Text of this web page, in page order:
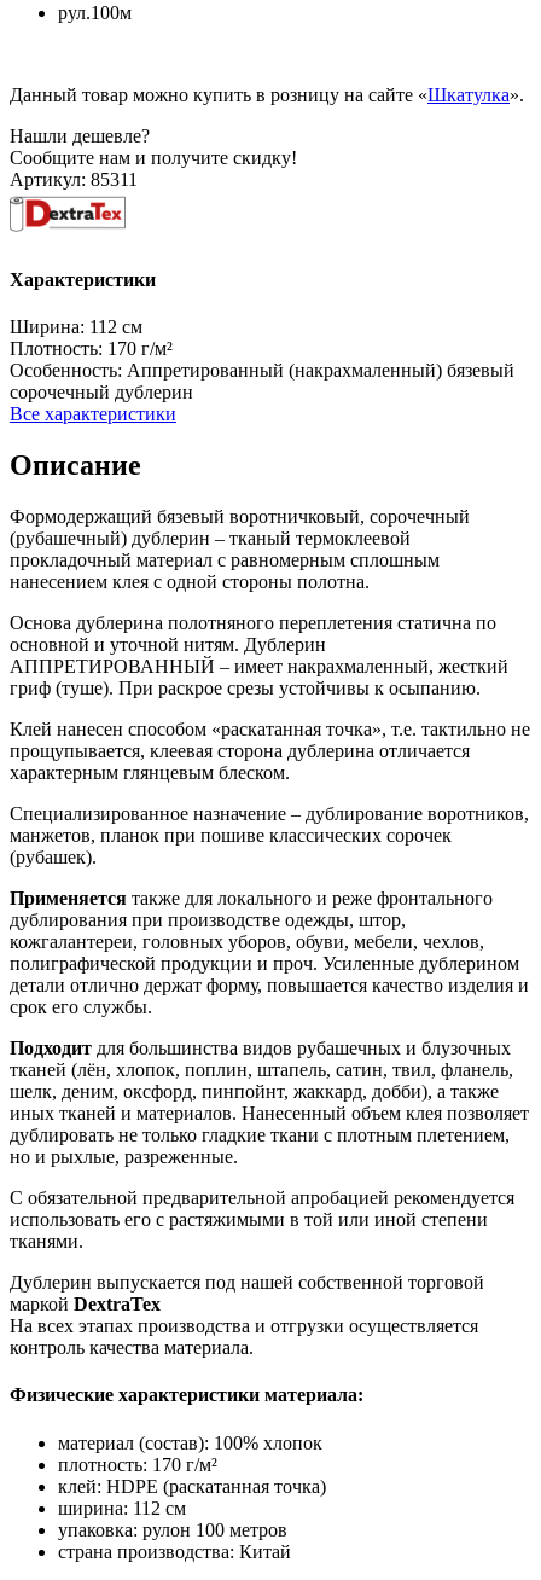
рул.100м
Данный товар можно купить в розницу на сайте «Шкатулка».
Нашли дешевле?
Сообщите нам и получите скидку!
Артикул: 85311
Характеристики
Ширина: 112 см
Плотность: 170 г/м²
Особенность: Аппретированный (накрахмаленный) бязевый
сорочечный дублерин
Все характеристики
Описание
Формодержащий бязевый воротничковый, сорочечный
(рубашечный) дублерин – тканый термоклеевой
прокладочный материал с равномерным сплошным
нанесением клея с одной стороны полотна.
Основа дублерина полотняного переплетения статична по
основной и уточной нитям. Дублерин
АППРЕТИРОВАННЫЙ – имеет накрахмаленный, жесткий
гриф (туше). При раскрое срезы устойчивы к осыпанию.
Клей нанесен способом «раскатанная точка», т.е. тактильно не
прощупывается, клеевая сторона дублерина отличается
характерным глянцевым блеском.
Специализированное назначение – дублирование воротников,
манжетов, планок при пошиве классических сорочек
(рубашек).
Применяется также для локального и реже фронтального
дублирования при производстве одежды, штор,
кожгалантереи, головных уборов, обуви, мебели, чехлов,
полиграфической продукции и проч. Усиленные дублерином
детали отлично держат форму, повышается качество изделия и
срок его службы.
Подходит для большинства видов рубашечных и блузочных
тканей (лён, хлопок, поплин, штапель, сатин, твил, фланель,
шелк, деним, оксфорд, пинпойнт, жаккард, добби), а также
иных тканей и материалов. Нанесенный объем клея позволяет
дублировать не только гладкие ткани с плотным плетением,
но и рыхлые, разреженные.
С обязательной предварительной апробацией рекомендуется
использовать его с растяжимыми в той или иной степени
тканями.
Дублерин выпускается под нашей собственной торговой
маркой DextraTex
На всех этапах производства и отгрузки осуществляется
контроль качества материала.
Физические характеристики материала:
материал (состав): 100% хлопок
плотность: 170 г/м²
клей: HDPE (раскатанная точка)
ширина: 112 см
упаковка: рулон 100 метров
страна производства: Китай